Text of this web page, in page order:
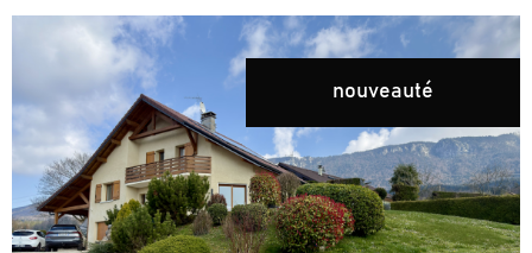
nouveauté